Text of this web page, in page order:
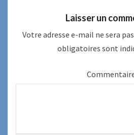
Laisser un
Votre adresse e-mail ne sera
obligatoires sont